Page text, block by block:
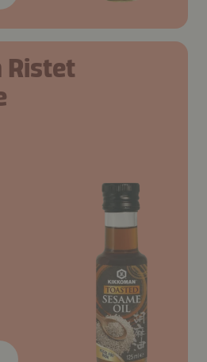
Ristet